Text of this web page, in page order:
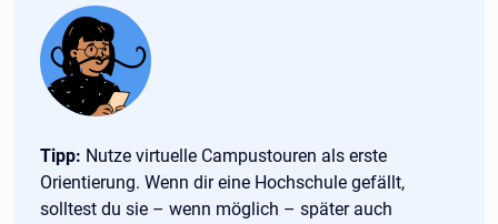
Tipp:
Tipp: Nutze virtuelle Campustouren als erste
Orientierung. Wenn dir eine Hochschule gefällt,
solltest du sie – wenn möglich – später auch